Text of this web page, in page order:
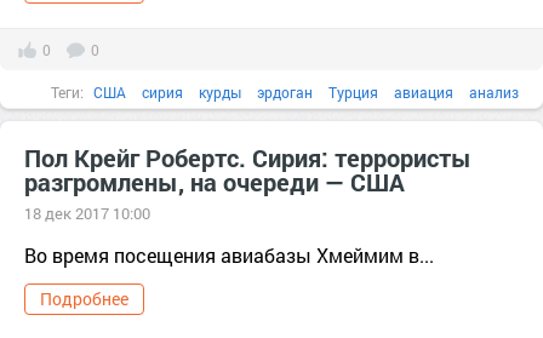
0 0
Теги: США сирия курды эрдоган Турция авиация анализ
Пол Крейг Робертс. Сирия: террористы
разгромлены, на очереди — США
18 дек 2017 10:00
Во время посещения авиабазы Хмеймим в...
Подробнее